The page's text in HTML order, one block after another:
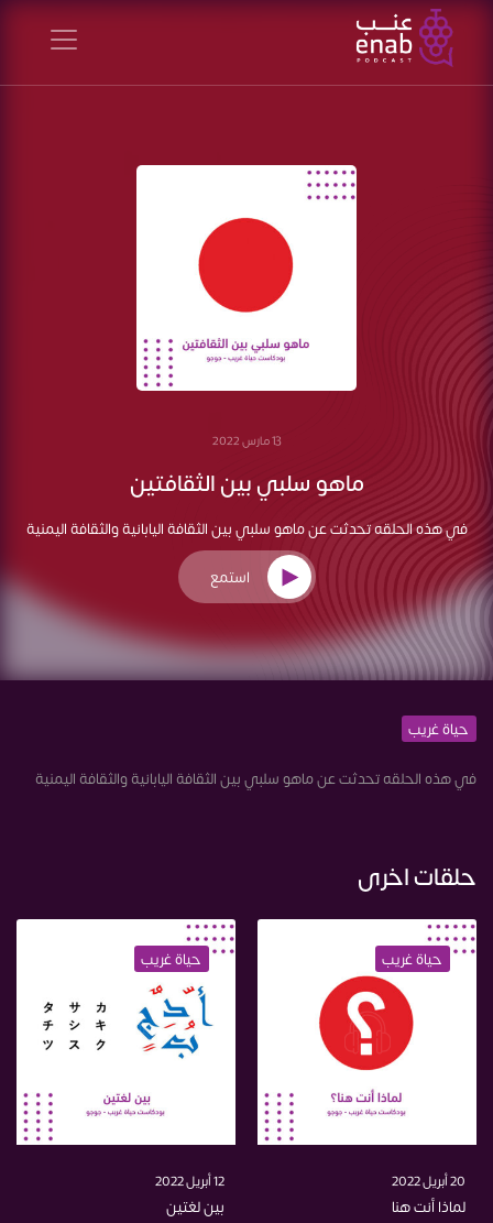
13 مارس 2022
ماهو سلبي بين الثقافتين
في هذه الحلقه تحدثت عن ماهو سلبي بين الثقافة اليابانية والثقافة اليمنية
استمع
حياة غريب
في هذه الحلقه تحدثت عن ماهو سلبي بين الثقافة اليابانية والثقافة اليمنية
حلقات اخرى
حياة غريب
20 أبريل 2022
لماذا أنت هنا
حياة غريب
12 أبريل 2022
بين لغتين